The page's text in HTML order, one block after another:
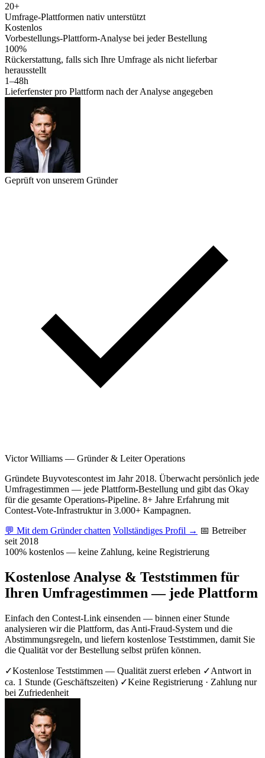
20+
Umfrage-Plattformen nativ unterstützt
Kostenlos
Vorbestellungs-Plattform-Analyse bei jeder Bestellung
100%
Rückerstattung, falls sich Ihre Umfrage als nicht lieferbar
herausstellt
1–48h
Lieferfenster pro Plattform nach der Analyse angegeben
Geprüft von unserem Gründer
Victor Williams — Gründer & Leiter Operations
Gründete Buyvotescontest im Jahr 2018. Überwacht persönlich jede
Umfragestimmen — jede Plattform-Bestellung und gibt das Okay
für die gesamte Operations-Pipeline. 8+ Jahre Erfahrung mit
Contest-Vote-Infrastruktur in 3.000+ Kampagnen.
💬 Mit dem Gründer chatten Vollständiges Profil → 📅 Betreiber
seit 2018
100% kostenlos — keine Zahlung, keine Registrierung
Kostenlose Analyse & Teststimmen für
Ihren Umfragestimmen — jede Plattform
Einfach den Contest-Link einsenden — binnen einer Stunde
analysieren wir die Plattform, das Anti-Fraud-System und die
Abstimmungsregeln, und liefern kostenlose Teststimmen, damit Sie
die Qualität vor der Bestellung selbst prüfen können.
✓Kostenlose Teststimmen — Qualität zuerst erleben ✓Antwort in
ca. 1 Stunde (Geschäftszeiten) ✓Keine Registrierung · Zahlung nur
bei Zufriedenheit